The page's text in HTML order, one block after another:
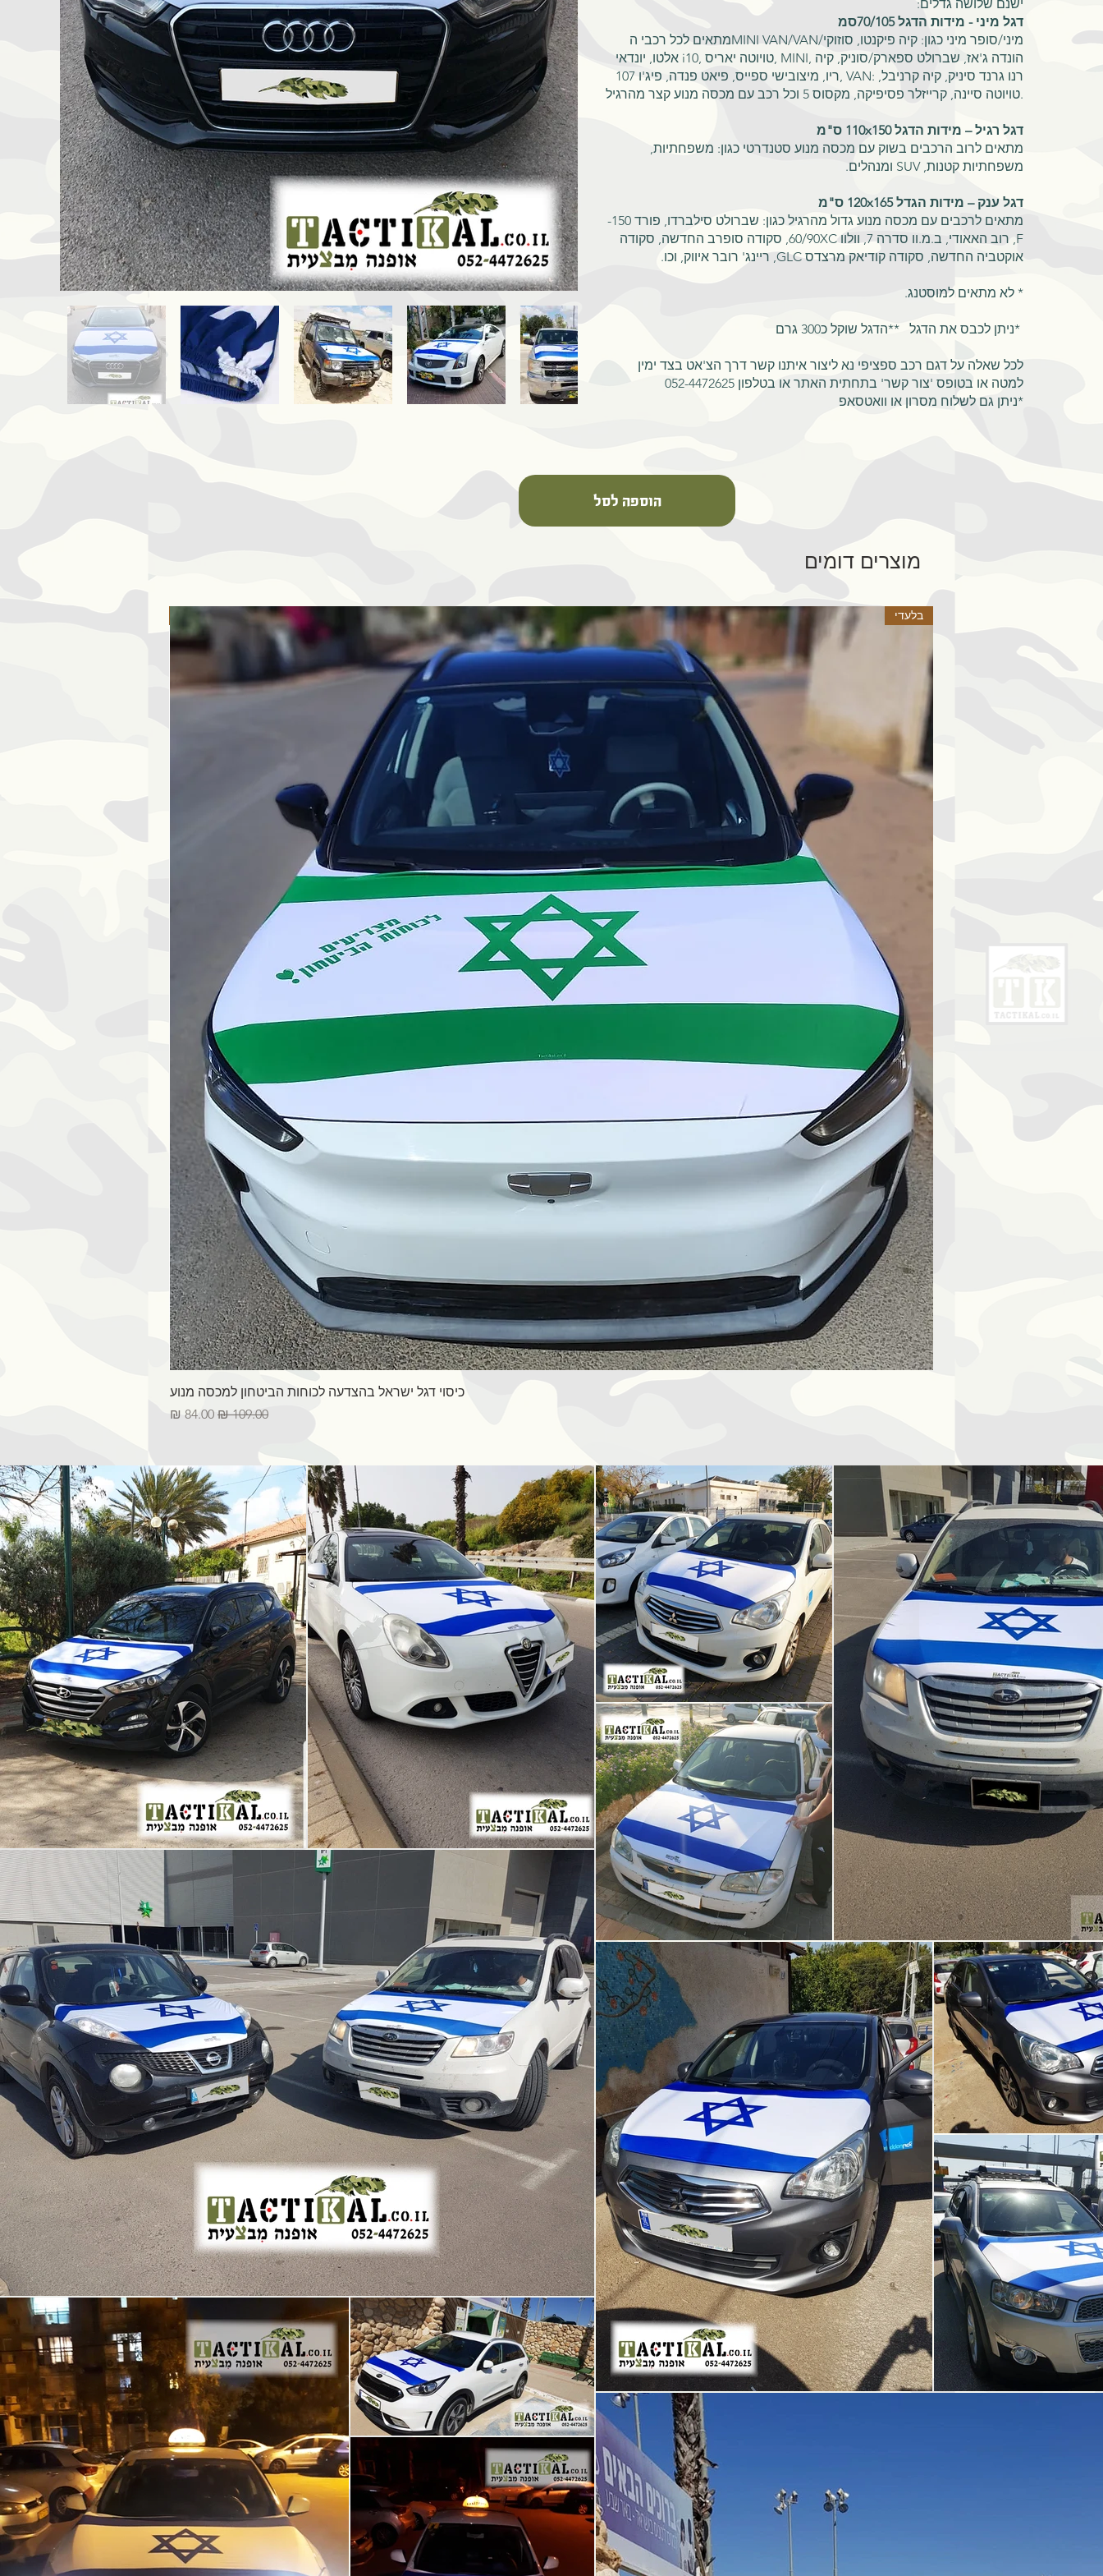
:ישנם שלושה גדלים
דגל מיני - מידות הדגל 70/105סמ
מתאים לכל רכבי הMINI VAN/VAN/מיני/סופר מיני כגון: קיה פיקנטו, סוזוקי
אלטו, יונדאי i10, טויוטה יאריס, MINI, הונדה ג'אז, שברולט ספארק/סוניק, קיה
ריו, מיצובישי ספייס, פיאט פנדה, פיג'ו 107, VAN: רנו גרנד סיניק, קיה קרניבל,
טויוטה סיינה, קרייזלר פסיפיקה, מקסוס 5 וכל רכב עם מכסה מנוע קצר מהרגיל.
דגל רגיל – מידות הדגל 110x150 ס"מ
מתאים לרוב הרכבים בשוק עם מכסה מנוע סטנדרטי כגון: משפחתיות,
משפחתיות קטנות, SUV ומנהלים.
דגל ענק – מידות הגדל 120x165 ס"מ
מתאים לרכבים עם מכסה מנוע גדול מהרגיל כגון: שברולט סילברדו, פורד 150-
F, רוב האאודי, ב.מ.וו סדרה 7, וולוו 60/90XC, סקודה סופרב החדשה, סקודה
אוקטביה החדשה, סקודה קודיאק מרצדס GLC, ריינג' רובר איווק, וכו​.
* לא מתאים למוסטנג.
*ניתן לכבס את הדגל **הדגל שוקל כ300 גרם
לכל שאלה על דגם רכב ספציפי נא ליצור איתנו קשר דרך הצ'אט בצד ימין
למטה או בטופס 'צור קשר' בתחתית האתר או בטלפון 052-4472625
*ניתן גם לשלוח מסרון או וואטסאפ
הוספה לסל
מוצרים דומים
בלעדי
כיסוי דגל ישראל בהצדעה לכוחות הביטחון למכסה מנוע
מחיר רגיל מחיר מבצע
ללא כמות מינימום